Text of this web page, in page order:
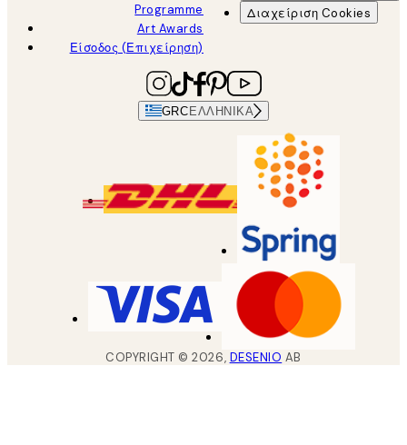
Programme
Art Awards
Είσοδος (Επιχείρηση)
Διαχείριση Cookies
GRCΕΛΛΗΝΙΚΆ
COPYRIGHT ©2026, DESENIO AB